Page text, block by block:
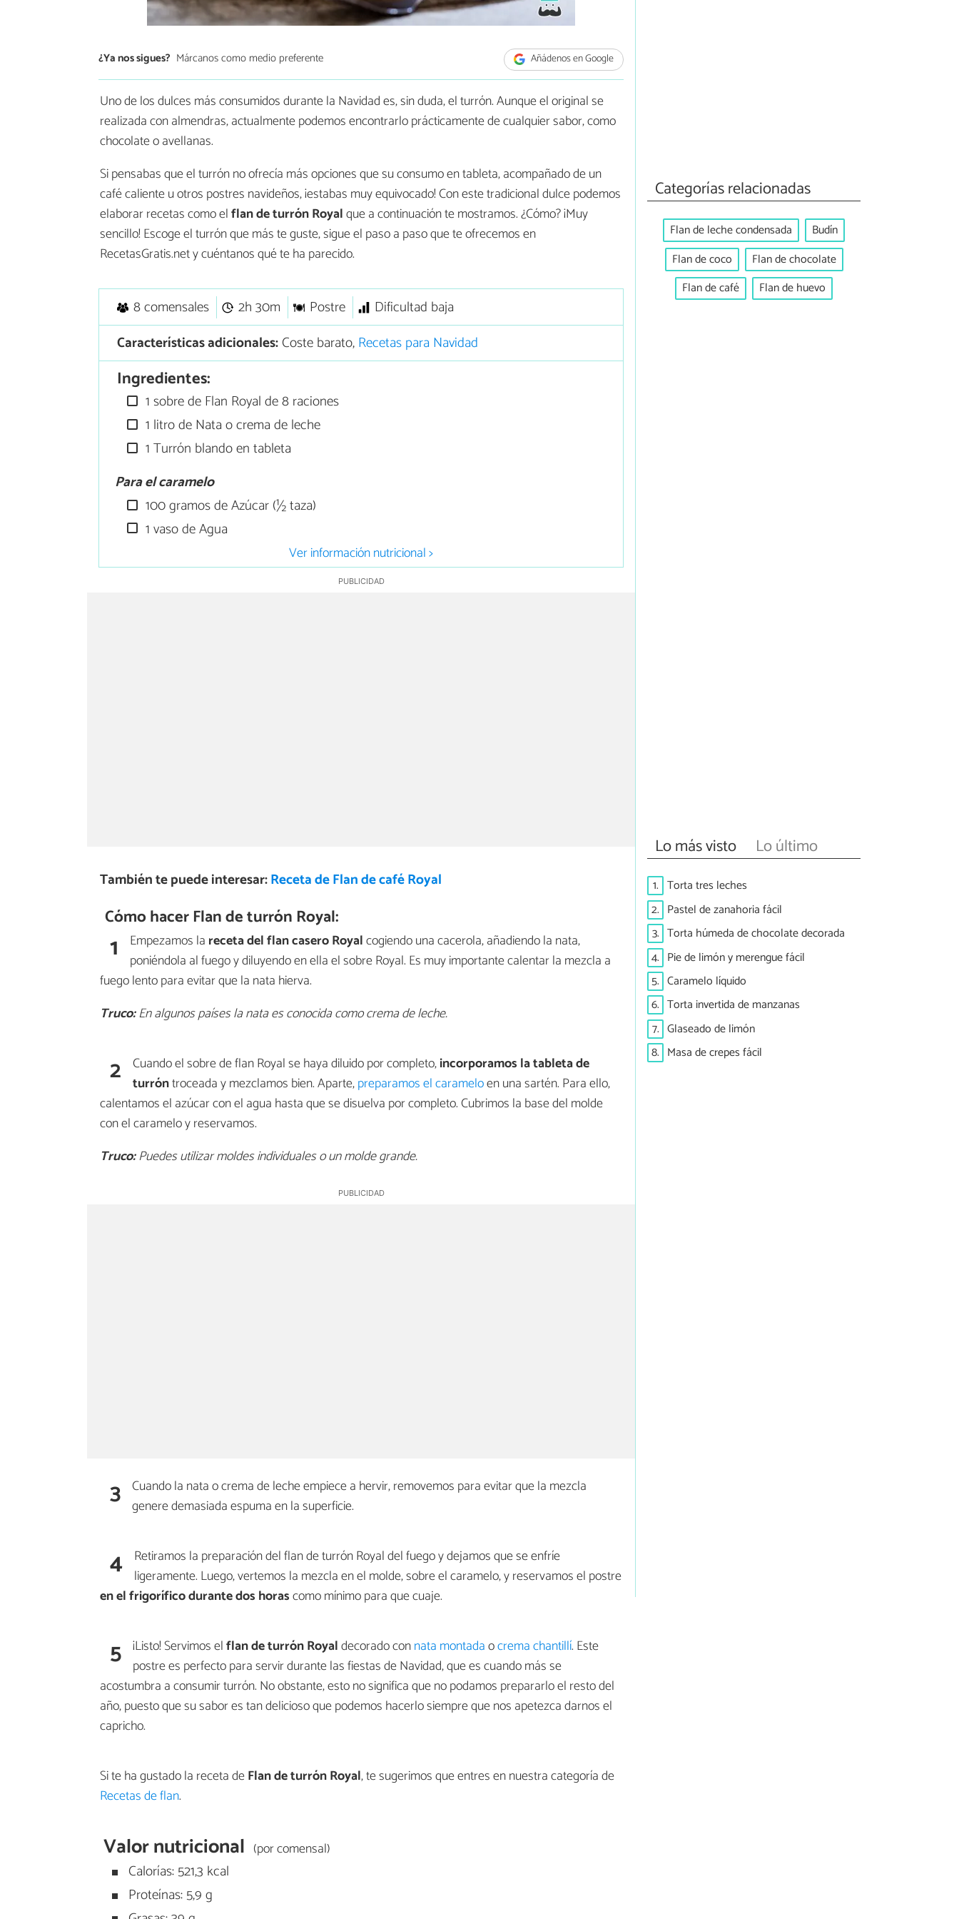
¿Ya nos sigues? Márcanos como medio preferente Añádenos en Google
Uno de los dulces más consumidos durante la Navidad es, sin duda, el turrón. Aunque el original se
realizada con almendras, actualmente podemos encontrarlo prácticamente de cualquier sabor, como
chocolate o avellanas.
Si pensabas que el turrón no ofrecía más opciones que su consumo en tableta, acompañado de un
café caliente u otros postres navideños, ¡estabas muy equivocado! Con este tradicional dulce podemos
elaborar recetas como elflan de turrón Royalque a continuación te mostramos. ¿Cómo? ¡Muy
sencillo! Escoge el turrón que más te guste, sigue el paso a paso que te ofrecemos en
RecetasGratis.net y cuéntanos qué te ha parecido.
8 comensales 2h 30m Postre
Dificultad baja
Características adicionales:Coste barato,Recetas para Navidad
Ingredientes:
1 sobre de Flan Royal de 8 raciones
1 litro de Nata o crema de leche
1 Turrón blando en tableta
Para el caramelo
100 gramos de Azúcar (½ taza)
1 vaso de Agua
Ver información nutricional >
También te puede interesar:Receta de Flan de café Royal
Cómo hacer Flan de turrón Royal:
1 Empezamos la receta del flan casero Royalcogiendo una cacerola, añadiendo la nata,
poniéndola al fuego y diluyendo en ella el sobre Royal. Es muy importante calentar la mezcla a
fuego lento para evitar que la nata hierva.
Truco:En algunos países la nata es conocida como crema de leche.
2 Cuando el sobre de flan Royal se haya diluido por completo,incorporamos la tableta de
turróntroceada y mezclamos bien. Aparte,preparamos el carameloen una sartén. Para ello,
calentamos el azúcar con el agua hasta que se disuelva por completo. Cubrimos la base del molde
con el caramelo y reservamos.
Truco:Puedes utilizar moldes individuales o un molde grande.
3 Cuando la nata o crema de leche empiece a hervir, removemos para evitar que la mezcla
genere demasiada espuma en la superficie.
4 Retiramos la preparación del flan de turrón Royal del fuego y dejamos que se enfríe
ligeramente. Luego, vertemos la mezcla en el molde, sobre el caramelo, y reservamos el postre
en el frigorífico durante dos horascomo mínimo para que cuaje.
5 ¡Listo! Servimos elflan de turrón Royaldecorado connata montadaocrema chantillí. Este
postre es perfecto para servir durante las fiestas de Navidad, que es cuando más se
acostumbra a consumir turrón. No obstante, esto no significa que no podamos prepararlo el resto del
año, puesto que su sabor es tan delicioso que podemos hacerlo siempre que nos apetezca darnos el
capricho.
Si te ha gustado la receta deFlan de turrón Royal, te sugerimos que entres en nuestra categoría de
Recetas de flan.
Valor nutricional (por comensal)
Calorías: 521,3 kcal
Proteínas: 5,9 g
Categorías relacionadas
Flan de leche condensada
Budín
Flan de coco
Flan de chocolate
Flan de café
Flan de huevo
Lo más visto Lo último
1. Torta tres leches
2. Pastel de zanahoria fácil
3. Torta húmeda de chocolate decorada
4. Pie de limón y merengue fácil
5. Caramelo líquido
6. Torta invertida de manzanas
7. Glaseado de limón
8. Masa de crepes fácil